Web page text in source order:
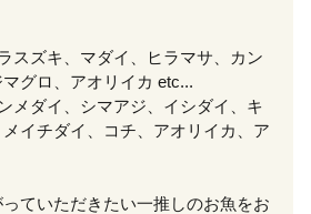
スズキ、マダイ、ヒラマサ、カン
グロ、アオリイカ etc...
メダイ、シマアジ、イシダイ、キ
イチダイ、コチ、アオリイカ、ア
ていただきたい一推しのお魚をお